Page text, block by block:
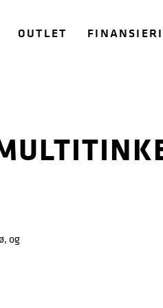
OUTLET
og